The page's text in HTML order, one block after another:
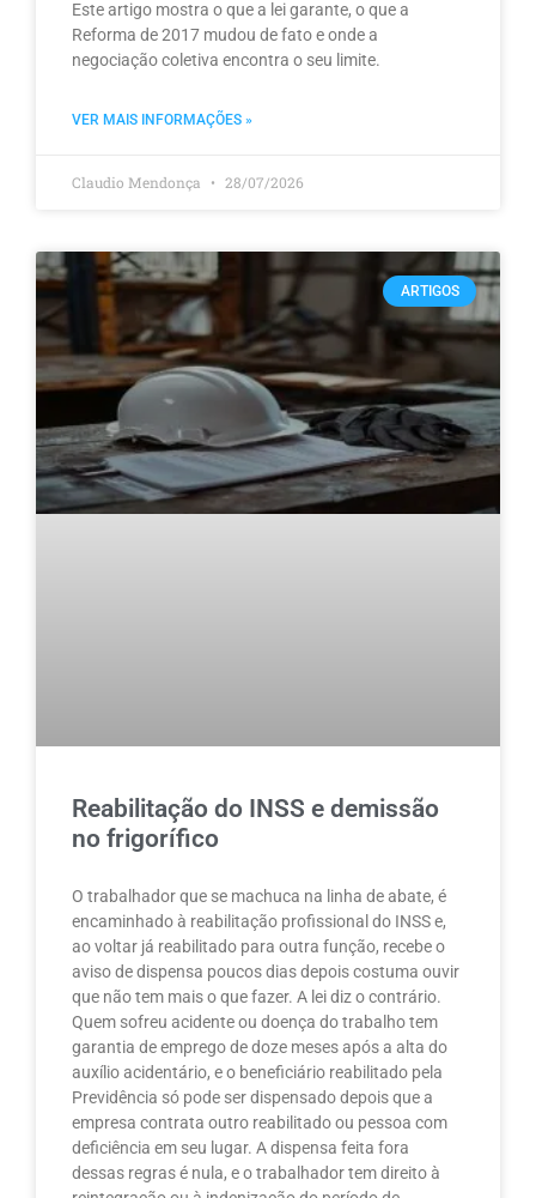
Este artigo mostra o que a lei garante, o que a
Reforma de 2017 mudou de fato e onde a
negociação coletiva encontra o seu limite.
VER MAIS INFORMAÇÕES »
Claudio Mendonça 28/07/2026
ARTIGOS
Reabilitação do INSS e demissão
no frigorífico
O trabalhador que se machuca na linha de abate, é
encaminhado à reabilitação profissional do INSS e,
ao voltar já reabilitado para outra função, recebe o
aviso de dispensa poucos dias depois costuma ouvir
que não tem mais o que fazer. A lei diz o contrário.
Quem sofreu acidente ou doença do trabalho tem
garantia de emprego de doze meses após a alta do
auxílio acidentário, e o beneficiário reabilitado pela
Previdência só pode ser dispensado depois que a
empresa contrata outro reabilitado ou pessoa com
deficiência em seu lugar. A dispensa feita fora
dessas regras é nula, e o trabalhador tem direito à